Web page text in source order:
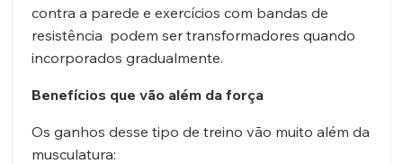
contra a parede e exercícios com bandas de
resistência podem ser transformadores quando
incorporados gradualmente.
Benefícios que vão além da força
Os ganhos desse tipo de treino vão muito além da
musculatura: